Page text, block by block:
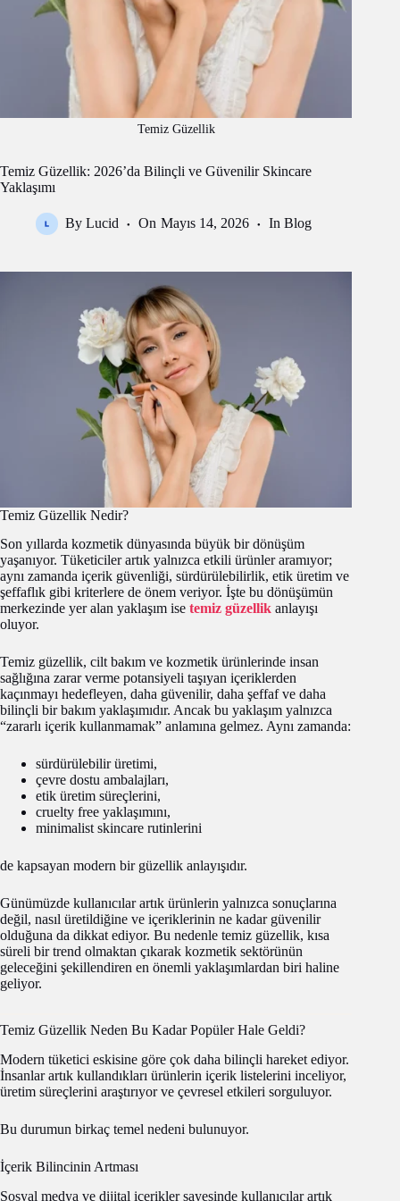
Temiz Güzellik
Temiz Güzellik: 2026’da Bilinçli ve Güvenilir Skincare
Yaklaşımı
By Lucid On Mayıs 14, 2026 In Blog
Temiz Güzellik Nedir?
Son yıllarda kozmetik dünyasında büyük bir dönüşüm
yaşanıyor. Tüketiciler artık yalnızca etkili ürünler aramıyor;
aynı zamanda içerik güvenliği, sürdürülebilirlik, etik üretim ve
şeffaflık gibi kriterlere de önem veriyor. İşte bu dönüşümün
merkezinde yer alan yaklaşım ise temiz güzellik anlayışı
oluyor.
Temiz güzellik, cilt bakım ve kozmetik ürünlerinde insan
sağlığına zarar verme potansiyeli taşıyan içeriklerden
kaçınmayı hedefleyen, daha güvenilir, daha şeffaf ve daha
bilinçli bir bakım yaklaşımıdır. Ancak bu yaklaşım yalnızca
“zararlı içerik kullanmamak” anlamına gelmez. Aynı zamanda:
sürdürülebilir üretimi,
çevre dostu ambalajları,
etik üretim süreçlerini,
cruelty free yaklaşımını,
minimalist skincare rutinlerini
de kapsayan modern bir güzellik anlayışıdır.
Günümüzde kullanıcılar artık ürünlerin yalnızca sonuçlarına
değil, nasıl üretildiğine ve içeriklerinin ne kadar güvenilir
olduğuna da dikkat ediyor. Bu nedenle temiz güzellik, kısa
süreli bir trend olmaktan çıkarak kozmetik sektörünün
geleceğini şekillendiren en önemli yaklaşımlardan biri haline
geliyor.
Temiz Güzellik Neden Bu Kadar Popüler Hale Geldi?
Modern tüketici eskisine göre çok daha bilinçli hareket ediyor.
İnsanlar artık kullandıkları ürünlerin içerik listelerini inceliyor,
üretim süreçlerini araştırıyor ve çevresel etkileri sorguluyor.
Bu durumun birkaç temel nedeni bulunuyor.
İçerik Bilincinin Artması
Sosyal medya ve dijital içerikler sayesinde kullanıcılar artık